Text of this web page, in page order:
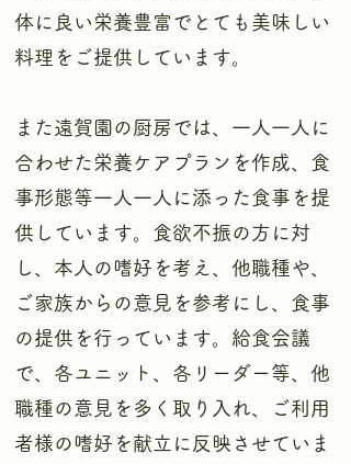
体に良い栄養豊富でとても美味しい
料理をご提供しています。
​ ​また遠賀園の厨房では、一人一人に
合わせた栄養ケアプランを作成、食
事形態等一人一人に添った食事を提
供しています。食欲不振の方に対
し、本人の嗜好を考え、他職種や、
ご家族からの意見を参考にし、食事
の提供を行っています。給食会議
で、各ユニット、各リーダー等、他
職種の意見を多く取り入れ、ご利用
者様の嗜好を献立に反映させていま